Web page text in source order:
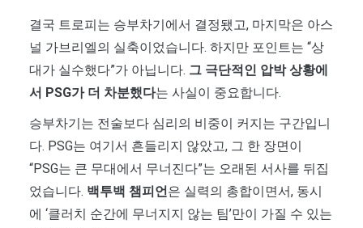
결국 트로피는 승부차기에서 결정됐고, 마지막은 아스
널 가브리엘의 실축이었습니다. 하지만 포인트는 “상
대가 실수했다”가 아닙니다. 그 극단적인 압박 상황에
서 PSG가 더 차분했다는 사실이 중요합니다.
승부차기는 전술보다 심리의 비중이 커지는 구간입니
다. PSG는 여기서 흔들리지 않았고, 그 한 장면이
“PSG는 큰 무대에서 무너진다”는 오래된 서사를 뒤집
었습니다. 백투백 챔피언은 실력의 총합이면서, 동시
에 ‘클러치 순간에 무너지지 않는 팀’만이 가질 수 있는